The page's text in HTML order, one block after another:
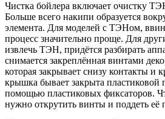
Чистка бойлера включает очистку
Больше всего накипи образуется
элемента. Для моделей с ТЭНом,
процесс значительно проще. Для
извлечь ТЭН, придётся разбирать
снимается закреплённая винтами
которая закрывает снизу контакты и
крышка бывает закрыта пластиковой
помощью пластиковых фиксаторов.
нужно открутить винты и поддеть её